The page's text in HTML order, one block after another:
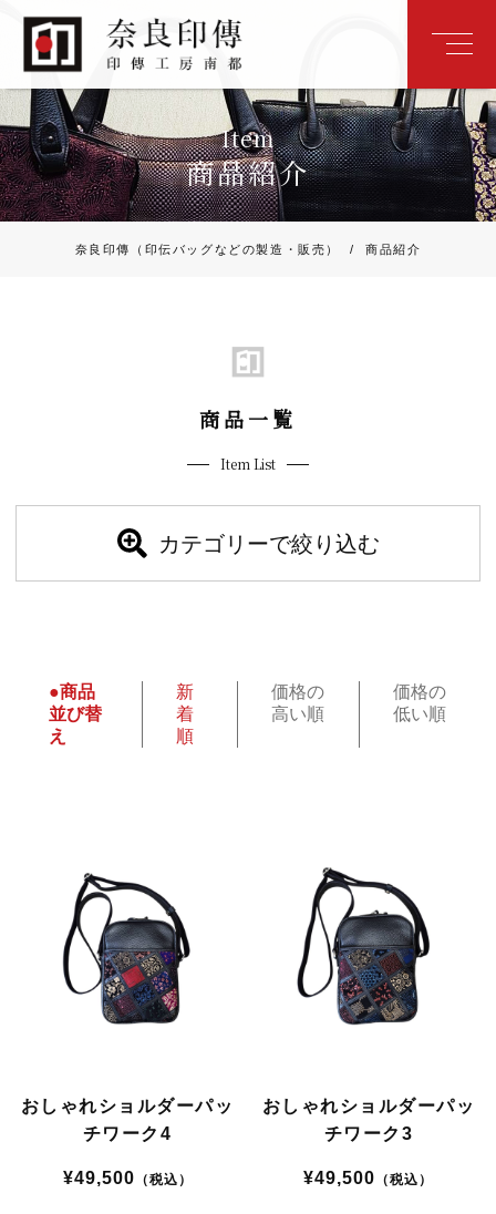
Item
商品紹介
奈良印傳（印伝バッグなどの製造・販売） / 商品紹介
商品一覧
Item List
カテゴリーで絞り込む
●商品
並び替
え
新
着
順
価格の
高い順
価格の
低い順
おしゃれショルダーパッ
チワーク4
¥49,500 （税込）
おしゃれショルダーパッ
チワーク3
¥49,500 （税込）